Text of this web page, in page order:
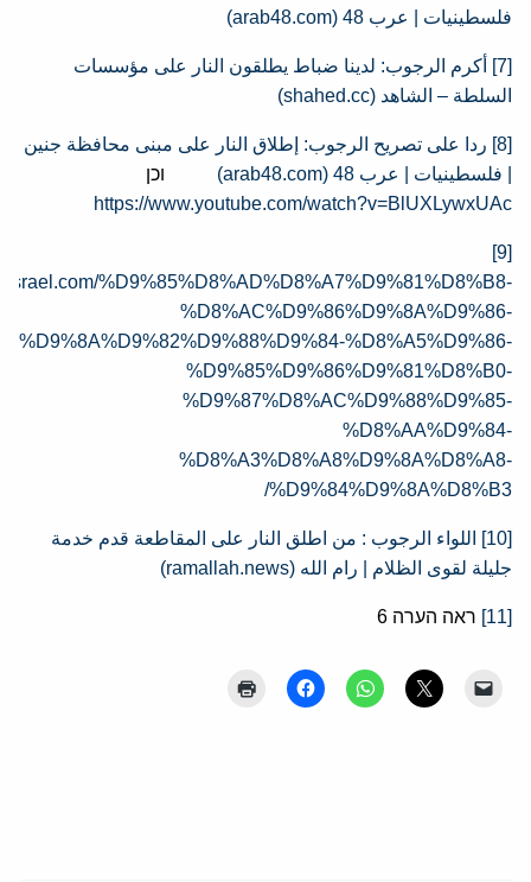
فلسطينيات | عرب 48 (arab48.com)
أكرم الرجوب: لدينا ضباط يطلقون النار على مؤسسات
السلطة – الشاهد (shahed.cc)
ردا على تصريح الرجوب: إطلاق النار على مبنى محافظة جنين
| فلسطينيات | عرب 48 (arab48.com)
וכן
https://www.youtube.com/watch?v=BlUXLywxUAc
%D9%85%D8%AD%D8%A7%D9%81%D8%B8-
%D8%AC%D9%86%D9%8A%D9%86-
%D9%8A%D9%82%D9%88%D9%84-%D8%A5%D9%86-
%D9%85%D9%86%D9%81%D8%B0-
%D9%87%D8%AC%D9%88%D9%85-
%D8%AA%D9%84-
%D8%A3%D8%A8%D9%8A%D8%A8-
%D9%84%D9%8A%D8%B3/
اللواء الرجوب : من اطلق النار على المقاطعة قدم خدمة
جليلة لقوى الظلام | رام الله (ramallah.news)
ראה הערה 6